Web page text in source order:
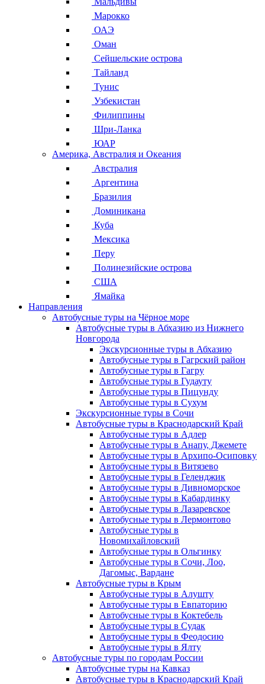
Марокко
ОАЭ
Оман
Сейшельские острова
Тайланд
Тунис
Узбекистан
Филиппины
Шри-Ланка
ЮАР
Америка, Австралия и Океания
Австралия
Аргентина
Бразилия
Доминикана
Куба
Мексика
Перу
Полинезийские острова
США
Ямайка
Направления
Автобусные туры на Чёрное море
Автобусные туры в Абхазию из Нижнего
Новгорода
Экскурсионные туры в Абхазию
Автобусные туры в Гагрский район
Автобусные туры в Гагру
Автобусные туры в Гудауту
Автобусные туры в Пицунду
Автобусные туры в Сухум
Экскурсионные туры в Сочи
Автобусные туры в Краснодарский Край
Автобусные туры в Адлер
Автобусные туры в Анапу, Джемете
Автобусные туры в Архипо-Осиповку
Автобусные туры в Витязево
Автобусные туры в Геленджик
Автобусные туры в Дивноморское
Автобусные туры в Кабардинку
Автобусные туры в Лазаревское
Автобусные туры в Лермонтово
Автобусные туры в
Новомихайловский
Автобусные туры в Ольгинку
Автобусные туры в Сочи, Лоо,
Дагомыс, Вардане
Автобусные туры в Крым
Автобусные туры в Алушту
Автобусные туры в Евпаторию
Автобусные туры в Коктебель
Автобусные туры в Судак
Автобусные туры в Феодосию
Автобусные туры в Ялту
Автобусные туры по городам России
Автобусные туры на Кавказ
Автобусные туры в Краснодарский Край